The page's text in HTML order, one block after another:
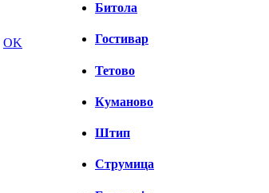
Битола
Гостивар
Тетово
Куманово
Штип
Струмица
OK